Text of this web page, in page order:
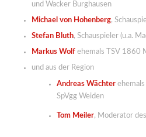
und Wacker Burghausen
Michael von Hohenberg,
Stefan Bluth, Schauspieler (u.a.
Markus Wolfehemals TSV 1860
und aus der Region
Andreas Wächterehemals
SpVgg Weiden
Tom Meiler, Moderator